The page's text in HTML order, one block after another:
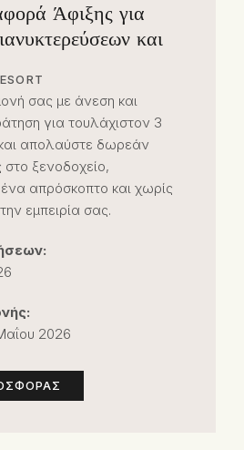
Άφιξης για
και
σας με άνεση και
για τουλάχιστον 3
και απολαύστε δωρεάν
ξενοδοχείο,
απρόσκοπτο και χωρίς
εμπειρία σας.
2026